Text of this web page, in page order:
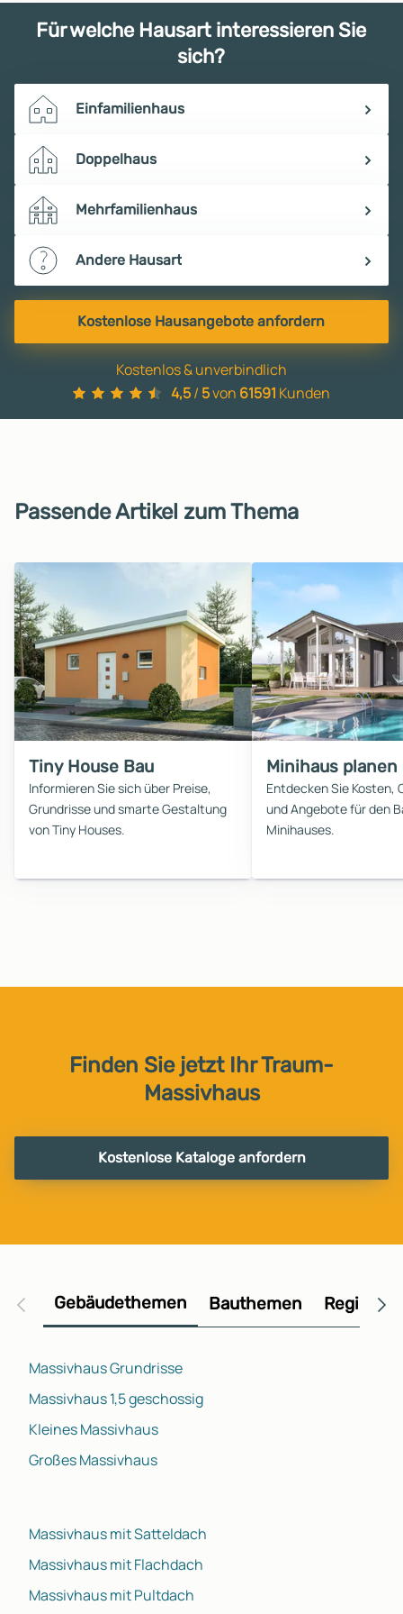
Für welche Hausart interessieren Sie
sich?
Einfamilienhaus
Doppelhaus
Mehrfamilienhaus
Andere Hausart
Kostenlose Hausangebote anfordern
Kostenlos & unverbindlich
4,5/ 5von 61591 Kunden
Passende Artikel zum Thema
Tiny House Bau
Informieren Sie sich über Preise,
Grundrisse und smarte Gestaltung
von Tiny Houses.
Minihaus planen
Entdecken Sie Kosten,
und Angebote für den
Minihauses.
Finden Sie jetzt Ihr Traum-
Massivhaus
Kostenlose Kataloge anfordern
Gebäudethemen Bauthemen
Massivhaus Grundrisse
Massivhaus 1,5 geschossig
Kleines Massivhaus
Großes Massivhaus
Massivhaus mit Satteldach
Massivhaus mit Flachdach
Massivhaus mit Pultdach